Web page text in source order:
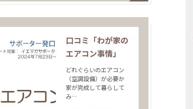
口コミ「わが家の
エアコン事情」
どれぐらいのエアコン
（空調設備）が必要か
家が完成して暮らして
み…